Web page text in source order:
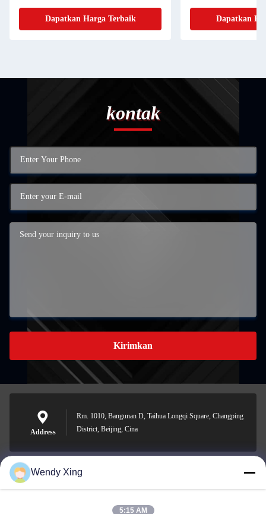
Dapatkan Harga Terbaik
Fabrication
Dapatkan
kontak
Kirimkan
Address
Rm. 1010, Bangunan D, Taihua Longqi Square, Changping
District, Beijing, Cina
jesingd@vip.sina.com
Wendy Xing
5:15 AM